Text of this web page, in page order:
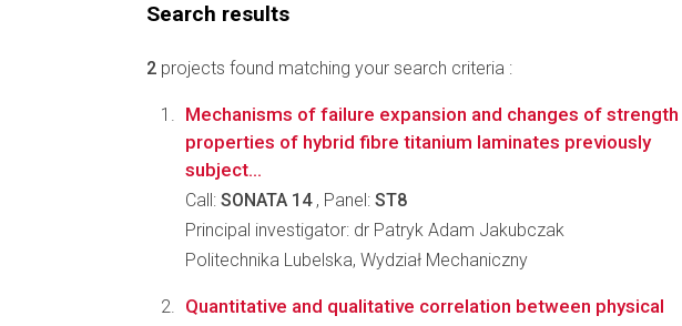
Search results
2 projects found matching your search criteria :
Mechanisms of failure expansion and changes of strength
properties of hybrid fibre titanium laminates previously
subject...
Call: SONATA 14, Panel: ST8
Principal investigator: dr Patryk Adam Jakubczak
Politechnika Lubelska, Wydział Mechaniczny
Quantitative and qualitative correlation between physical